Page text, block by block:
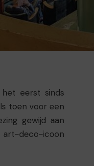
eerst sinds
toen voor een
gewijd aan
deco-icoon